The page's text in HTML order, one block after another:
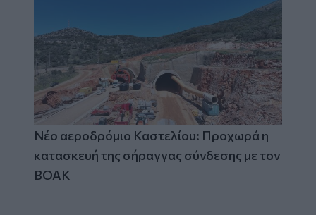
Νέο αεροδρόμιο Καστελίου: Προχωρά η
κατασκευή της σήραγγας σύνδεσης με τον
ΒΟΑΚ